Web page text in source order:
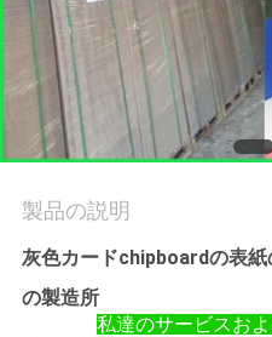
理
連
く
だ
製品の説明
灰色カードchipboardの表
の製造所
私達のサービスお